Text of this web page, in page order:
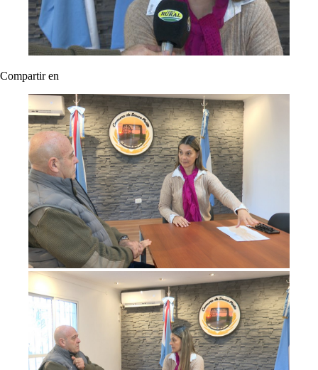
Compartir en